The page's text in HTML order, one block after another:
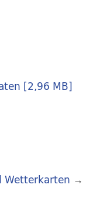
[2,96 MB]
Wetterkarten →